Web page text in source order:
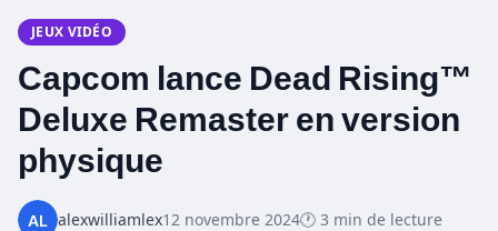
JEUX VIDÉO
Capcom lance Dead Rising™
Deluxe Remaster en version
physique
alexwilliamlex12 novembre 2024🕐 3 min de lecture